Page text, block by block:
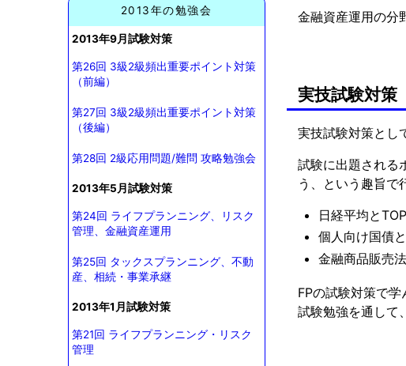
2013年の勉強会
2013年9月試験対策
第26回 3級2級頻出重要ポイント対策
（前編）
第27回 3級2級頻出重要ポイント対策
（後編）
第28回 2級応用問題/難問 攻略勉強会
2013年5月試験対策
第24回 ライフプランニング、リスク
管理、金融資産運用
第25回 タックスプランニング、不動
産、相続・事業承継
2013年1月試験対策
第21回 ライフプランニング・リスク
管理
金融資産運用の分
実技試験対策
実技試験対策とし
試験に出題される
う、という趣旨で
日経平均と
個人向け国債
金融商品販売
FPの試験対策で学
試験勉強を通して